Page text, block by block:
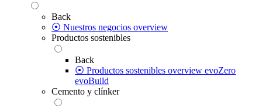
Back
⦿ Nuestros negocios overview
Productos sostenibles
Back
⦿ Productos sostenibles overview evoZero
evoBuild
Cemento y clínker